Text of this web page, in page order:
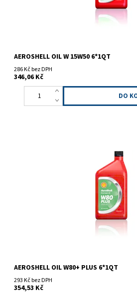
AEROSHELL OIL W 15W50 6*1QT
286 Kč bez DPH
346,06 Kč
Nový druh single grade oleje SAE grade
protikorozní a protioděrová aditiva.
AEROSHELL OIL W80+ PLUS 6*1QT
293 Kč bez DPH
354,53 Kč